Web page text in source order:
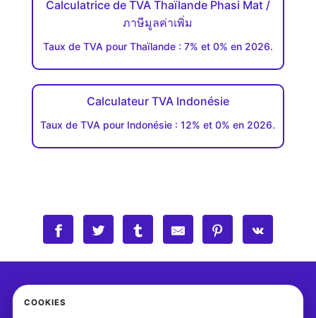
Calculatrice de TVA Thaïlande Phasi Mat /
ภาษีมูลค่าเพิ่ม
Taux de TVA pour Thaïlande : 7% et 0% en 2026.
Calculateur TVA Indonésie
Taux de TVA pour Indonésie : 12% et 0% en 2026.
COOKIES